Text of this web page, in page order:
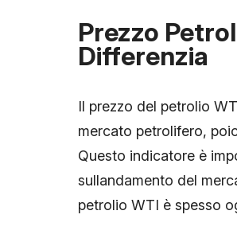
Prezzo
Differenzia
Il prezzo del petrolio
mercato petrolifero,
Questo indicatore è
sullandamento del
petrolio WTI è spesso